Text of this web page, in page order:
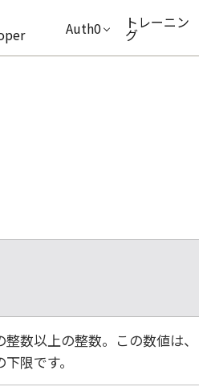
Auth0 トレーニン
グ
数以上の整数。この数値は、
限です。